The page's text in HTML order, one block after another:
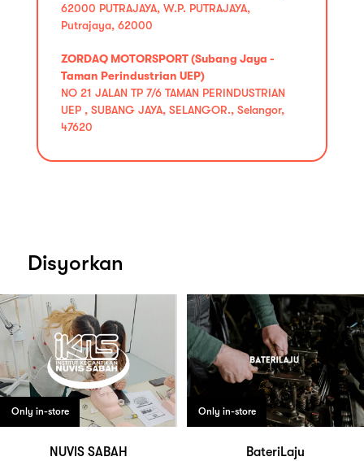
62000 PUTRAJAYA, W.P. PUTRAJAYA,
Putrajaya, 62000
ZORDAQ MOTORSPORT (Subang Jaya -
Taman Perindustrian UEP)
NO 21 JALAN TP 7/6 TAMAN PERINDUSTRIAN
UEP , SUBANG JAYA, SELANGOR., Selangor,
47620
Disyorkan
Only in-store
NUVIS SABAH
Only in-store
BateriLaju